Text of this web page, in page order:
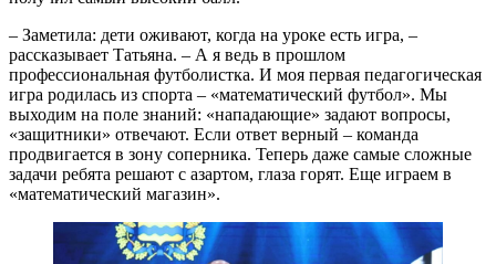
– Заметила: дети оживают, когда на уроке есть игра, –
рассказывает Татьяна. – А я ведь в прошлом
профессиональная футболистка. И моя первая педагогическая
игра родилась из спорта – «математический футбол». Мы
выходим на поле знаний: «нападающие» задают вопросы,
«защитники» отвечают. Если ответ верный – команда
продвигается в зону соперника. Теперь даже самые сложные
задачи ребята решают с азартом, глаза горят. Еще играем в
«математический магазин».